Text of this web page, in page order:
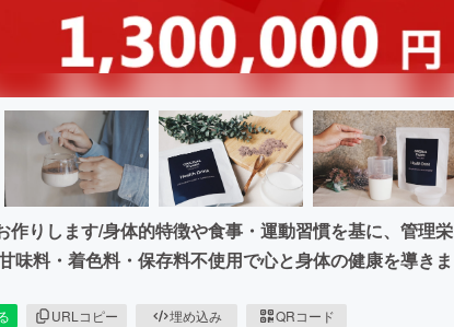
作りします/身体的特徴や食事・運動習慣を基に、管理栄
味料・着色料・保存料不使用で心と身体の健康を導きま
URLコピー 埋め込み QRコード